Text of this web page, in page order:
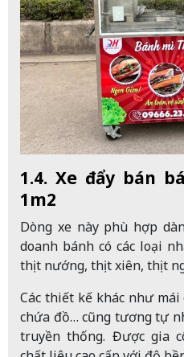
1.4. Xe đẩy bán
1m2
Dòng xe này phù hợp
doanh bánh có các loại
thịt nướng, thịt xiên, thịt
Các thiết kế khác như
chứa đồ… cũng tương tự
truyền thống. Được gia